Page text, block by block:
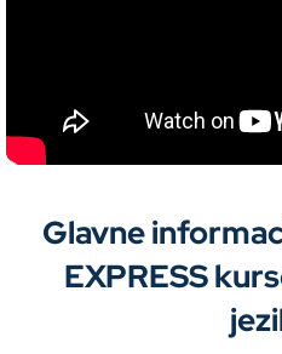
Glavne
EXPRESS